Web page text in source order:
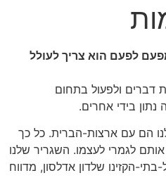
לפעם הוא צריך לעולל
דברים ולפעול בתחום
בידי אחרים.
הם עם ארצות-הברית. כל כך
לגמרי לעצמו. השגריר שלנו
בתי-הקזינו שלדון אדלסון, מדווח